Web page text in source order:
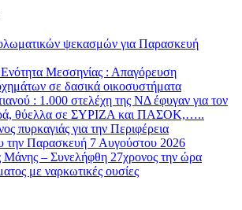
ψεκασμών για Παρασκευή
Μεσσηνίας : Απαγόρευση
σε δασικά οικοσυστήματα
: 1.000 στελέχη της ΝΔ έφυγαν για τον
θύελλα σε ΣΥΡΙΖΑ και ΠΑΣΟΚ,…..
πυρκαγιάς για την Περιφέρεια
την Παρασκευή 7 Αυγούστου 2026
Μάνης – Συνελήφθη 27χρονος την ώρα
με ναρκωτικές ουσίες